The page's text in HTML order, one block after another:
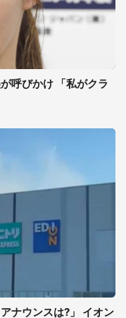
呼びかけ 「私がクラ
ナウンスは?」 イオン